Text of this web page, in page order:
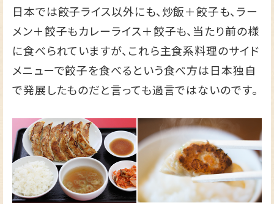
日本では餃子ライス以外にも、炒飯＋餃子も、ラー
メン＋餃子もカレーライス＋餃子も、当たり前の様
に食べられていますが、これら主食系料理のサイド
メニューで餃子を食べるという食べ方は日本独自
で発展したものだと言っても過言ではないのです。